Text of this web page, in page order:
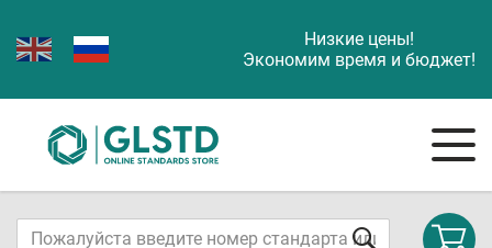
Низкие цены!
Экономим время и бюджет!